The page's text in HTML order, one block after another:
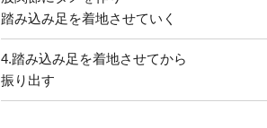
踏み込み足を着地させていく
4.踏み込み足を着地させてから
振り出す